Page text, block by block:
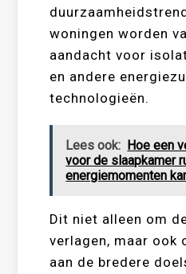
woningen worden
aandacht voor
en andere
technologieën.
Lees ook: Hoe een
voor de slaapkamer
energiemomenten
Dit niet alleen om
verlagen, maar ook
aan de bredere